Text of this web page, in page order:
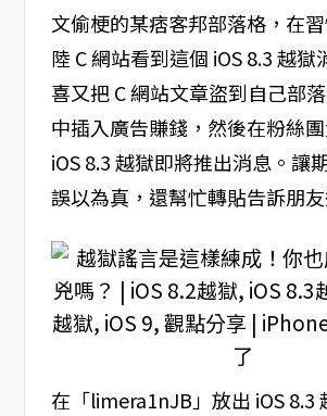
文偷梗的某痞客邦部落格，在
陸 C 網站看到這個 iOS 8.3 越
喜又把 C 網站文章盜到自己部
中插入廣告賺錢，然後在粉絲
iOS 8.3 越獄即將推出消息。讓
誤以為真，還幫忙轉貼告訴朋友
在「limera1nJB」放出 iOS 8.3